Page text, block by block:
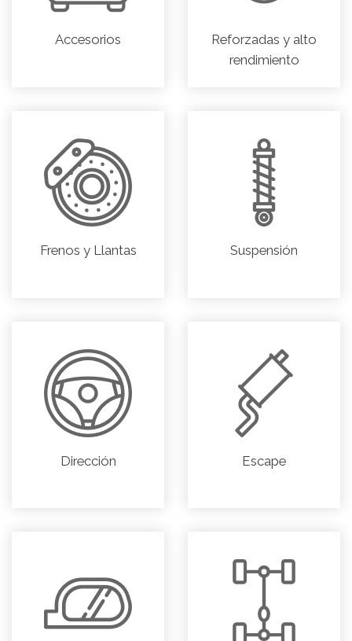
Accesorios
Reforzadas y alto
rendimiento
Frenos y Llantas Suspensión
Dirección Escape